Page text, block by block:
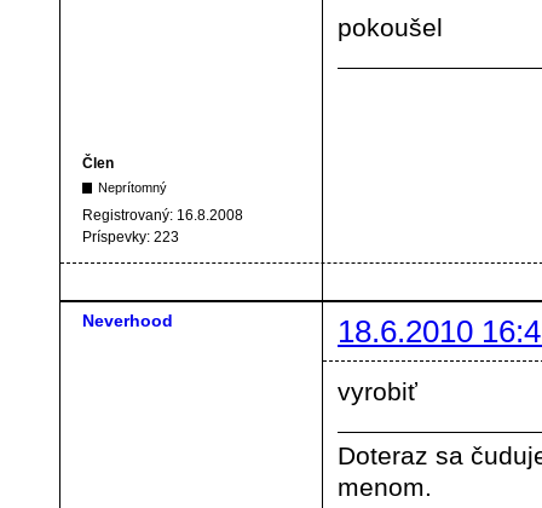
Člen
Neprítomný
Registrovaný: 16.8.2008
Príspevky: 223
pokoušel
Neverhood 18.6.2010
vyrobiť
Doteraz sa
menom.